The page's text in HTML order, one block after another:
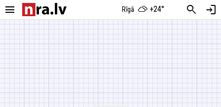
menu Rīgā +24° search login